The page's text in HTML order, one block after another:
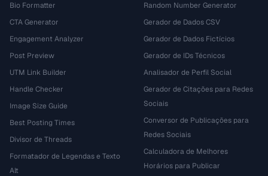
Bio Formatter
CTA Generator
Engagement Analyzer
Post Preview
UTM Link Builder
Handle Checker
Image Size Guide
Best Posting Times
Divisor de Threads
Formatador de Legendas e Texto
Alt
Random Number Generator
Gerador de Dados CSV
Gerador de Dados Fictícios
Gerador de IDs Técnicos
Analisador de Perfil Social
Gerador de Citações para Redes
Sociais
Conversor de Publicações para
Redes Sociais
Calculadora de Melhores
Horários para Publicar